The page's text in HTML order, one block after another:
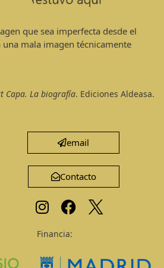
que sea imperfecta desde el
mala imagen técnicamente
Capa. La biografía. Ediciones Aldeasa.
email
Contacto
Financia: